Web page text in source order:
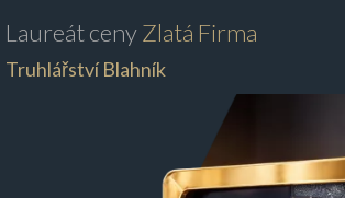
Laureát cenyZlatá Firma
Truhlářství Blahník